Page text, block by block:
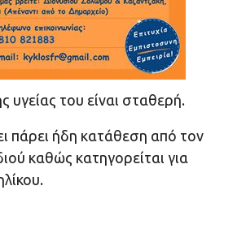
υγείας του είναι σταθερή.
πάρει ήδη κατάθεση από τον
καθώς κατηγορείται για